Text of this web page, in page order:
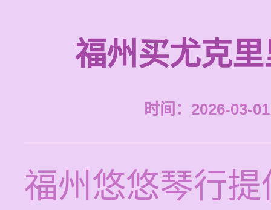
福州买尤克
时间：2026-03-
福州悠悠琴行